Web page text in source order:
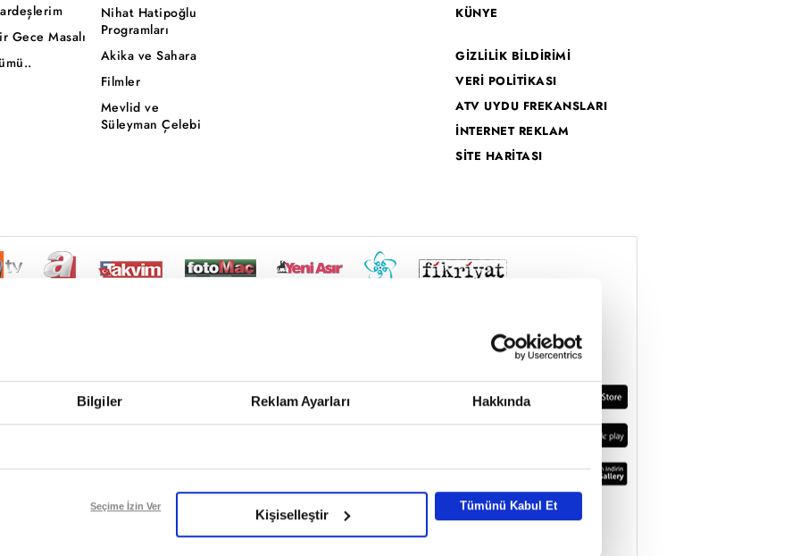
Bilgiler Reklam Ayarları Hakkında
Seçime İzin Ver
Kişiselleştir
Tümünü Kabul Et
Gece Masalı
Nihat Hatipoğlu
Programları
Akika ve Sahara
Filmler
Mevlid ve
Süleyman Çelebi
KÜNYE
GİZLİLİK BİLDİRİMİ
VERİ POLİTİKASI
ATV UYDU FREKANSLARI
İNTERNET REKLAM
SİTE HARİTASI